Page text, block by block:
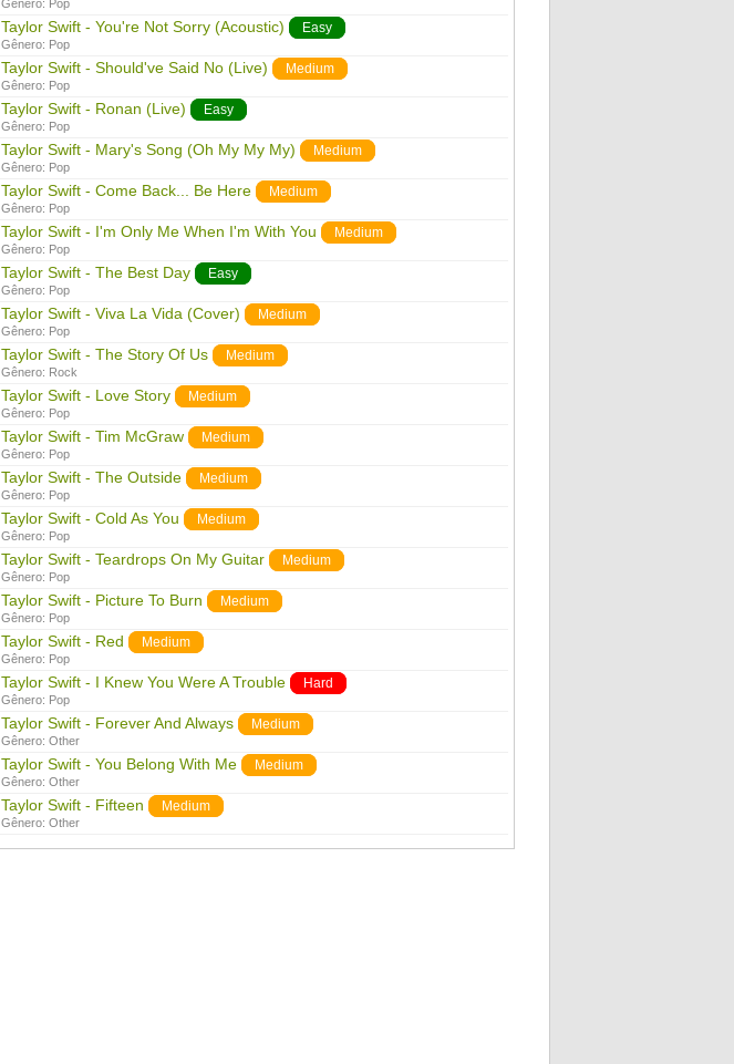
Gênero: Pop
Taylor Swift - You're Not Sorry (Acoustic) Easy
Gênero: Pop
Taylor Swift - Should've Said No (Live) Medium
Gênero: Pop
Taylor Swift - Ronan (Live) Easy
Gênero: Pop
Taylor Swift - Mary's Song (Oh My My My) Medium
Gênero: Pop
Taylor Swift - Come Back... Be Here Medium
Gênero: Pop
Taylor Swift - I'm Only Me When I'm With You Medium
Gênero: Pop
Taylor Swift - The Best Day Easy
Gênero: Pop
Taylor Swift - Viva La Vida (Cover) Medium
Gênero: Pop
Taylor Swift - The Story Of Us Medium
Gênero: Rock
Taylor Swift - Love Story Medium
Gênero: Pop
Taylor Swift - Tim McGraw Medium
Gênero: Pop
Taylor Swift - The Outside Medium
Gênero: Pop
Taylor Swift - Cold As You Medium
Gênero: Pop
Taylor Swift - Teardrops On My Guitar Medium
Gênero: Pop
Taylor Swift - Picture To Burn Medium
Gênero: Pop
Taylor Swift - Red Medium
Gênero: Pop
Taylor Swift - I Knew You Were A Trouble Hard
Gênero: Pop
Taylor Swift - Forever And Always Medium
Gênero: Other
Taylor Swift - You Belong With Me Medium
Gênero: Other
Taylor Swift - Fifteen Medium
Gênero: Other